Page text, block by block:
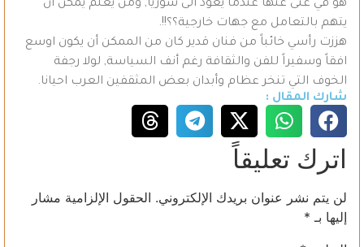
هو في غنى عنها عندما يعود الى سوريا, ومن يعلم يمكن أن
يتهم بالتعامل مع جهات خارجية؟؟!!.
هززت رأسي خائباً من فنان قدير كان من الممكن أن يكون اوسع
افقاً وسفيراً للفن والثقافة رغم أنف السياسة, لولا رجفة
الخوف التي تنخر عظام وأبدان بعض المثقفين العرب احيانا.
شارك المقال :
اترك تعليقاً
لن يتم نشر عنوان بريدك الإلكتروني. الحقول الإلزامية مشار
إليها بـ *